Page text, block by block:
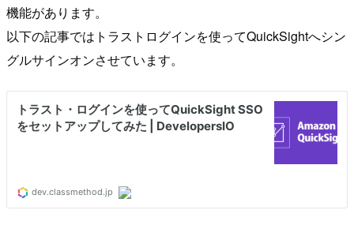
機能があります。
以下の記事ではトラストログインを使ってQuickSightへシン
グルサインオンさせています。